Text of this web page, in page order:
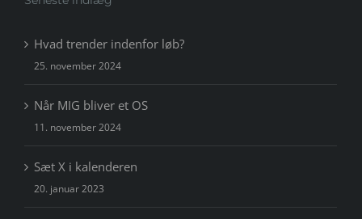
Hvad trender indenfor løb?
25. november 2024
Når MIG bliver et OS
11. november 2024
Sæt X i kalenderen
20. januar 2023